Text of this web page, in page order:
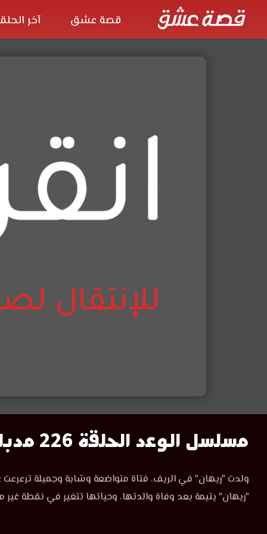
قصة عشق آخر
مسلسل
الوعد
الحلقة
مسلسل الوعد الحلقة 226 مدبلج
مسلسل
الوعد
الحلقة
ولدت "ريهان" في الريف، فتاة متواضعة وشابة وجميلة ترعرعت
"ريهان" يتيمة بعد وفاة والدتها، وحياتها تتغير في نقطة غير